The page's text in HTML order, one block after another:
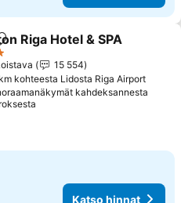
suosikkeihin
Riga Hotel & SPA
15 554
kohteesta Lidosta Riga Airport
kahdeksannesta
Katso hinnat